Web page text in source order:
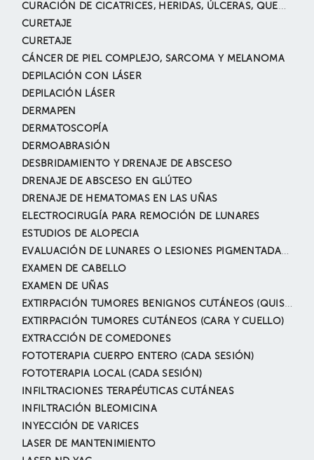
CURACIÓN DE CICATRICES, HERIDAS, ÚLCERAS, QUEMADAS. INCLUYE EXTIRPACIÓN O DESBRIDAMIENTO Y CIERRE DIRECTO
CURETAJE
CURETAJE
CÁNCER DE PIEL COMPLEJO, SARCOMA Y MELANOMA
DEPILACIÓN CON LÁSER
DEPILACIÓN LÁSER
DERMAPEN
DERMATOSCOPÍA
DERMOABRASIÓN
DESBRIDAMIENTO Y DRENAJE DE ABSCESO
DRENAJE DE ABSCESO EN GLÚTEO
DRENAJE DE HEMATOMAS EN LAS UÑAS
ELECTROCIRUGÍA PARA REMOCIÓN DE LUNARES
ESTUDIOS DE ALOPECIA
EVALUACIÓN DE LUNARES O LESIONES PIGMENTADAS (PIEL)
EXAMEN DE CABELLO
EXAMEN DE UÑAS
EXTIRPACIÓN TUMORES BENIGNOS CUTÁNEOS (QUISTE EPIDÉRMICO, NEVUS, LIPOMAS, ANGIOMAS, ETC.)
EXTIRPACIÓN TUMORES CUTÁNEOS (CARA Y CUELLO)
EXTRACCIÓN DE COMEDONES
FOTOTERAPIA CUERPO ENTERO (CADA SESIÓN)
FOTOTERAPIA LOCAL (CADA SESIÓN)
INFILTRACIONES TERAPÉUTICAS CUTÁNEAS
INFILTRACIÓN BLEOMICINA
INYECCIÓN DE VARICES
LASER DE MANTENIMIENTO